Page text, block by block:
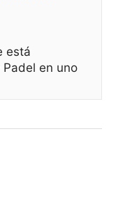
está
Padel en uno